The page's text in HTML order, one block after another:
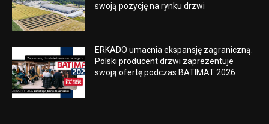
swoją pozycję na rynku drzwi
ERKADO umacnia ekspansję zagraniczną.
Polski producent drzwi zaprezentuje
swoją ofertę podczas BATIMAT 2026